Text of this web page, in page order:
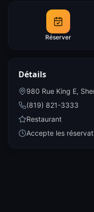
Réserver
Détails
980 Rue King E,
(819) 821-3333
Restaurant
Accepte les